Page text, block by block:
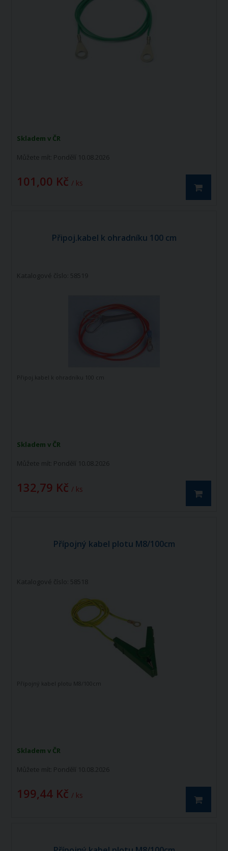
Skladem v ČR
Můžete mít: Pondělí 10.08.2026
101,00 Kč / ks
Připoj.kabel k ohradníku 100 cm
Katalogové číslo: 58519
Skladem v ČR
Můžete mít: Pondělí 10.08.2026
132,79 Kč / ks
Připoj.kabel k ohradníku 100 cm
Přípojný kabel plotu M8/100cm
Katalogové číslo: 58518
Skladem v ČR
Můžete mít: Pondělí 10.08.2026
199,44 Kč / ks
Přípojný kabel plotu M8/100cm